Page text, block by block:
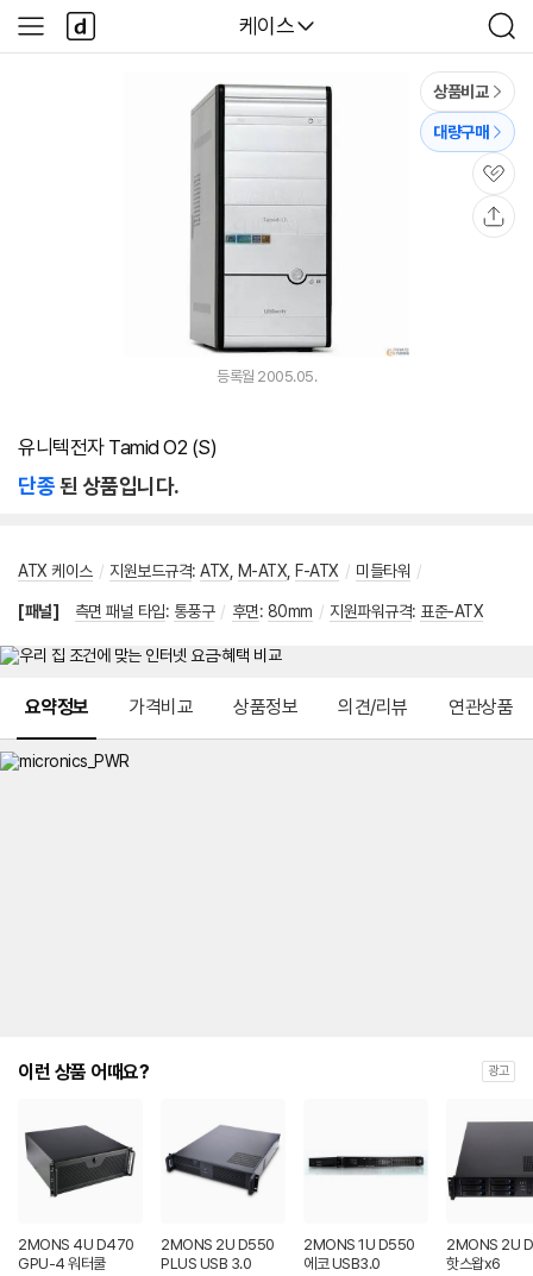
다나와
케이스
검
색
사
이
다
나
와
상품비교
대량구매
관
심
등록월 2005.05.
유니텍전자 Tamid O2 (S)
단종된 상품입니다.
ATX 케이스 / 지원보드규격: ATX M-ATX F-ATX / 미들타워 /
[패널] 측면 패널 타입: 통풍구 / 후면: 80mm / 지원파워규격: 표준-ATX
요약정보 가격비교 상품정보 의견/리뷰 연관상품
이런 상품 어때요? 광고
2MONS 4U D470
GPU-4 워터쿨
2MONS 2U D550
PLUS USB 3.0
2MONS 1U D550
에코 USB3.0
2MONS 2U
핫스왑x6